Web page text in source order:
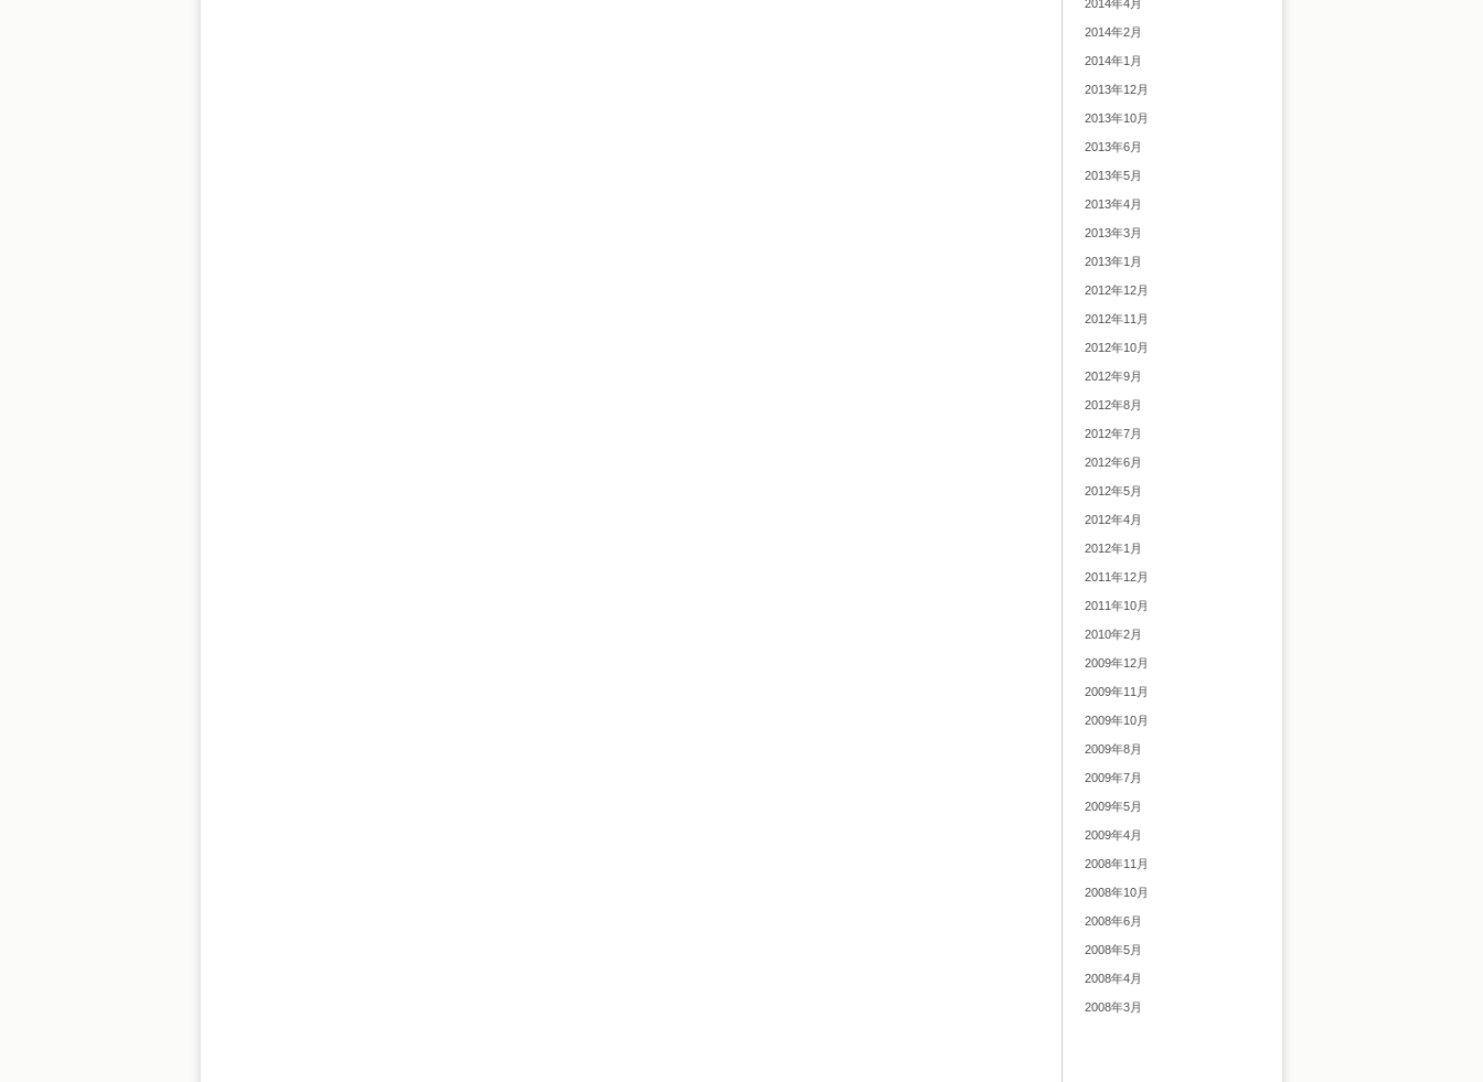
2014年4月
2014年2月
2014年1月
2013年12月
2013年10月
2013年6月
2013年5月
2013年4月
2013年3月
2013年1月
2012年12月
2012年11月
2012年10月
2012年9月
2012年8月
2012年7月
2012年6月
2012年5月
2012年4月
2012年1月
2011年12月
2011年10月
2010年2月
2009年12月
2009年11月
2009年10月
2009年8月
2009年7月
2009年5月
2009年4月
2008年11月
2008年10月
2008年6月
2008年5月
2008年4月
2008年3月